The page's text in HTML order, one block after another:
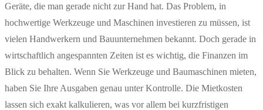
Geräte, die man gerade nicht zur Hand hat. Das Problem, in
hochwertige Werkzeuge und Maschinen investieren zu müssen, ist
vielen Handwerkern und Bauunternehmen bekannt. Doch gerade in
wirtschaftlich angespannten Zeiten ist es wichtig, die Finanzen im
Blick zu behalten. Wenn Sie Werkzeuge und Baumaschinen mieten,
haben Sie Ihre Ausgaben genau unter Kontrolle. Die Mietkosten
lassen sich exakt kalkulieren, was vor allem bei kurzfristigen